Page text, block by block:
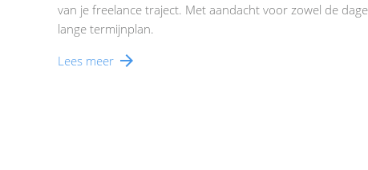
van je freelance traject. Met aandacht voor zowel de
lange termijnplan.
Lees meer arrow_forward